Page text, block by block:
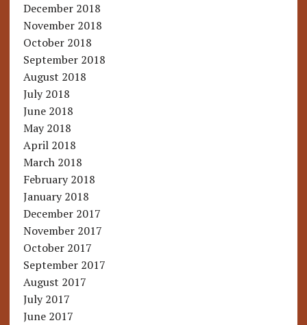
December 2018
November 2018
October 2018
September 2018
August 2018
July 2018
June 2018
May 2018
April 2018
March 2018
February 2018
January 2018
December 2017
November 2017
October 2017
September 2017
August 2017
July 2017
June 2017